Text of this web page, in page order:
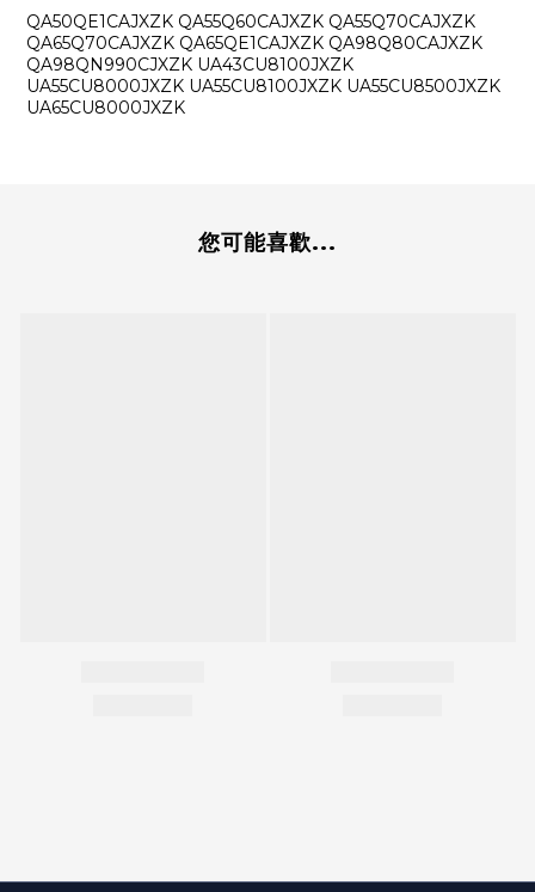
QA50QE1CAJXZK QA55Q60CAJXZK QA55Q70CAJXZK
QA65Q70CAJXZK QA65QE1CAJXZK QA98Q80CAJXZK
QA98QN990CJXZK UA43CU8100JXZK
UA55CU8000JXZK UA55CU8100JXZK UA55CU8500JXZK
UA65CU8000JXZK
您可能喜歡...